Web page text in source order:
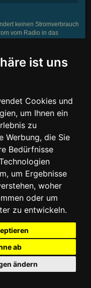
ist uns
Cookies und
um Ihnen ein
zu
Werbung, die Sie
Bedürfnisse
um Ergebnisse
woher
oder um
zu entwickeln.
ab
ändern
keinen Stromverbrauch
vom Radio in das
zur Signalverstärkung
300mA) im Gegensatz
haben einen eigenen
muss.
das Radio
permanent
Radios vergisst, muss
es samt
der Batterie keinen
intakten Lichtmaschine
wenn der Wagen
Affiliate Links. Kommt
wir mit einer Provision
Inhalten der Forenbeiträge